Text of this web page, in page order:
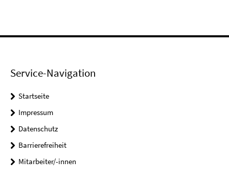
Service-Navigation
Startseite
Impressum
Datenschutz
Barrierefreiheit
Mitarbeiter/-innen